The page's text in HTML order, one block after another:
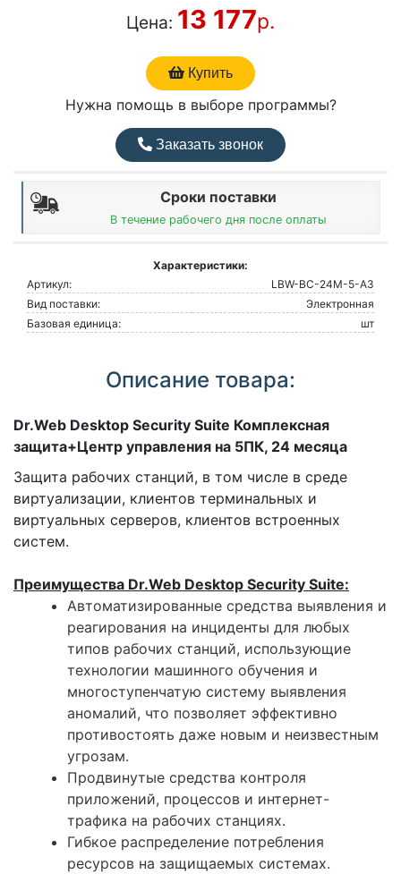
Цена: 13 177р.
Купить
Нужна помощь в выборе программы?
Заказать звонок
Сроки поставки
В течение рабочего дня после оплаты
Характеристики:
Артикул:
LBW-BC-24M-5-A3
Вид поставки:
Электронная
Базовая единица:
шт
Описание товара:
Dr.Web Desktop Security Suite Комплексная
защита+Центр управления на 5ПК, 24 месяца
Защита рабочих станций, в том числе в среде
виртуализации, клиентов терминальных и
виртуальных серверов, клиентов встроенных
систем.
Преимущества Dr.Web Desktop Security Suite:
Автоматизированные средства выявления и
реагирования на инциденты для любых
типов рабочих станций, использующие
технологии машинного обучения и
многоступенчатую систему выявления
аномалий, что позволяет эффективно
противостоять даже новым и неизвестным
угрозам.
Продвинутые средства контроля
приложений, процессов и интернет-
трафика на рабочих станциях.
Гибкое распределение потребления
ресурсов на защищаемых системах.